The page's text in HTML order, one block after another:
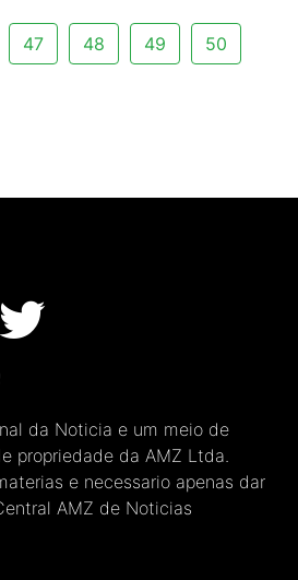
47 48 49 50
da Noticia e um meio de
propriedade da AMZ Ltda.
e necessario apenas dar
AMZ de Noticias